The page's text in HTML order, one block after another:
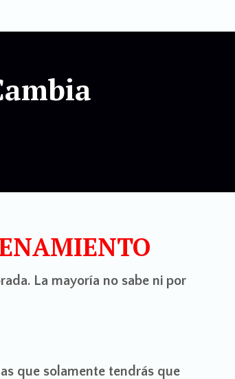
La mayoría no sabe ni por
que solamente tendrás que